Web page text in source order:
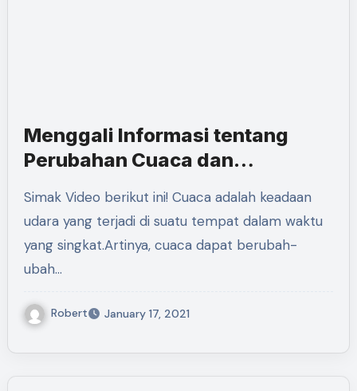
Menggali Informasi tentang
Perubahan Cuaca dan
Kehidupan Manusia
Simak Video berikut ini! Cuaca adalah keadaan
udara yang terjadi di suatu tempat dalam waktu
yang singkat.Artinya, cuaca dapat berubah-
ubah…
Robert January 17, 2021